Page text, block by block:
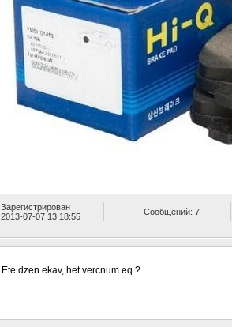
Зарегистрирован
2013-07-07 13:18:55
Сообщений: 7
Ete dzen ekav, het vercnum eq ?